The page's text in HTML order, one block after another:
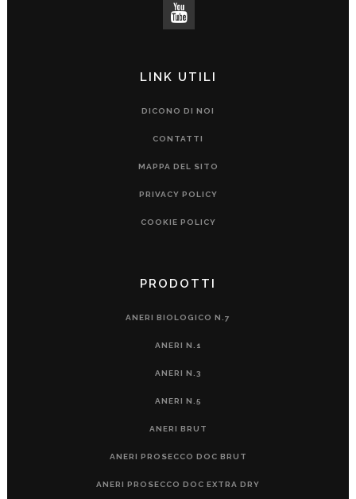
LINK UTILI
DICONO DI NOI
CONTATTI
MAPPA DEL SITO
PRIVACY POLICY
COOKIE POLICY
PRODOTTI
ANERI BIOLOGICO N.7
ANERI N.1
ANERI N.3
ANERI N.5
ANERI BRUT
ANERI PROSECCO DOC BRUT
ANERI PROSECCO DOC EXTRA DRY